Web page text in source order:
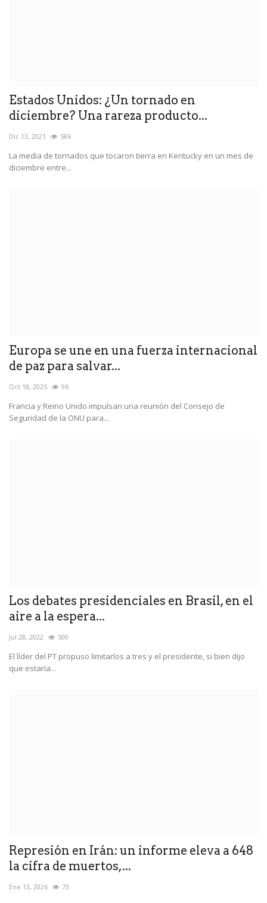
Estados Unidos: ¿Un tornado en
diciembre? Una rareza producto...
Dic 13, 2021 586
La media de tornados que tocaron tierra en Kentucky en un mes de
diciembre entre...
Europa se une en una fuerza internacional
de paz para salvar...
Oct 18, 2025 96
Francia y Reino Unido impulsan una reunión del Consejo de
Seguridad de la ONU para...
Los debates presidenciales en Brasil, en el
aire a la espera...
Jul 28, 2022 500
El líder del PT propuso limitarlos a tres y el presidente, si bien dijo
que estaría...
Represión en Irán: un informe eleva a 648
la cifra de muertos,...
Ene 13, 2026 73